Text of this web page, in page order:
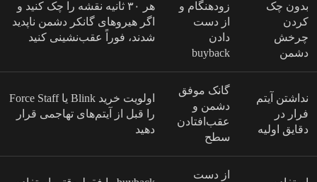
بدون چک
کردن
چرخش
دشمن
زودهنگام و
از دست
دادن
buyback
هر ۳۰ ثانیه نقشه را چک کنید و
اگر هیروهای گانکر دشمن ناپدید
شدند، فوراً عقب‌نشینی کنید
نداشتن آیتم
فرار در
دقایق اولیه
گانک موفق
دشمن و
عقب‌افتادن
سطح
اولویت خرید Blink یا Force Staff
را قبل از آیتم‌های تهاجمی قرار
دهید
از دست